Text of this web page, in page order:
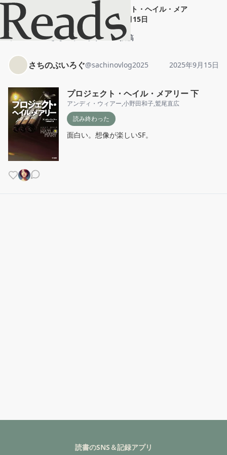
"プロジェクト・ヘイル・メア
リ..."
2025年9月15日
ホーム
さちのぶいろぐ 投稿
さちのぶいろぐ@sachinovlog2025 2025年9月15日
プロジェクト・ヘイル・メアリー 下
アンディ・ウィアー,小野田和子,鷲尾直広
読み終わった
面白い。想像が楽しいSF。
読書のSNS＆記録アプリ